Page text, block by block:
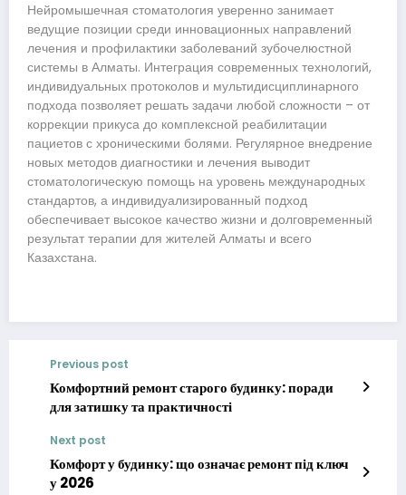
Нейромышечная стоматология уверенно занимает
ведущие позиции среди инновационных направлений
лечения и профилактики заболеваний зубочелюстной
системы в Алматы. Интеграция современных технологий,
индивидуальных протоколов и мультидисциплинарного
подхода позволяет решать задачи любой сложности – от
коррекции прикуса до комплексной реабилитации
пациетов с хроническими болями. Регулярное внедрение
новых методов диагностики и лечения выводит
стоматологическую помощь на уровень международных
стандартов, а индивидуализированный подход
обеспечивает высокое качество жизни и долговременный
результат терапии для жителей Алматы и всего
Казахстана.
Previous post
Комфортний ремонт старого будинку: поради
для затишку та практичності
Next post
Комфорт у будинку: що означає ремонт під ключ
у 2026